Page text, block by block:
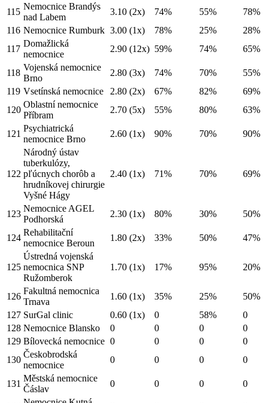
115
Nemocnice Brandýs
nad Labem
3.10 (2x) 74% 55%
78%
116 Nemocnice Rumburk 3.00 (1x) 78% 25%
28%
117
Domažlická
nemocnice
2.90 (12x) 59% 74% 65%
118
Vojenská nemocnice
Brno
2.80 (3x) 74% 70%
55%
119 Vsetínská nemocnice 2.80 (2x) 67% 82%
69%
120
Oblastní nemocnice
Příbram
2.70 (5x) 55% 80% 63%
121
Psychiatrická
nemocnice Brno
2.60 (1x) 90% 70% 90%
122
Národný ústav
tuberkulózy,
pľúcnych chorôb a
hrudníkovej chirurgie
Vyšné Hágy
2.40 (1x) 71% 70% 69%
123
Nemocnice AGEL
Podhorská
2.30 (1x) 80% 30% 50%
124
Rehabilitační
nemocnice Beroun
1.80 (2x) 33% 50% 47%
125
Ústredná vojenská
nemocnica SNP
Ružomberok
1.70 (1x) 17% 95% 20%
126
Fakultná nemocnica
Trnava
1.60 (1x) 35% 25%
50%
127 SurGal clinic 0.60 (1x) 0 58%
0
128 Nemocnice Blansko 0 0 0
0
129 Bílovecká nemocnice 0 0 0
0
130
Českobrodská
nemocnice
0 0 0 0
131
Městská nemocnice
Čáslav
0 0 0 0